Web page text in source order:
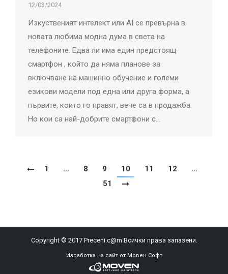
12/03/2024
Изкуственият интелект или AI се превърна в
новата любима модна дума в света на
телефоните. Едва ли има един предстоящ
смартфон , който да няма планове за
включване на машинно обучение и големи
езикови модели под една или друга форма, а
първите, които го правят, вече са в продажба.
Но кои са най-добрите смартфони с…
1 … 8 9 10 11 12
…
51
Copyright © 2017 Preceni.c@m Всички права запазени.
Изработка на сайт от Мовен Софт